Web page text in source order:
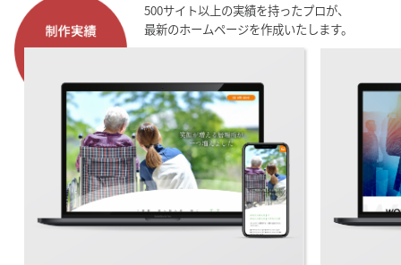
500サイト以上の実績を持ったプロが、
最新のホームページを作成いたします。